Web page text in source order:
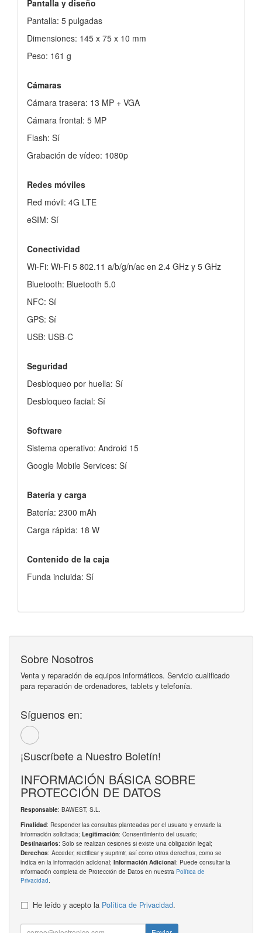
Pantalla y diseño
Pantalla: 5 pulgadas
Dimensiones: 145 x 75 x 10 mm
Peso: 161 g
Cámaras
Cámara trasera: 13 MP + VGA
Cámara frontal: 5 MP
Flash: Sí
Grabación de vídeo: 1080p
Redes móviles
Red móvil: 4G LTE
eSIM: Sí
Conectividad
Wi-Fi: Wi-Fi 5 802.11 a/b/g/n/ac en 2.4 GHz y 5 GHz
Bluetooth: Bluetooth 5.0
NFC: Sí
GPS: Sí
USB: USB-C
Seguridad
Desbloqueo por huella: Sí
Desbloqueo facial: Sí
Software
Sistema operativo: Android 15
Google Mobile Services: Sí
Batería y carga
Batería: 2300 mAh
Carga rápida: 18 W
Contenido de la caja
Funda incluida: Sí
Sobre Nosotros
Venta y reparación de equipos informáticos. Servicio cualificado
para reparación de ordenadores, tablets y telefonía.
Síguenos en:
¡Suscríbete a Nuestro Boletín!
INFORMACIÓN BÁSICA SOBRE
PROTECCIÓN DE DATOS
Responsable: BAWEST, S.L.
Finalidad: Responder las consultas planteadas por el usuario y enviarle la
información solicitada; Legitimación: Consentimiento del usuario;
Destinatarios: Solo se realizan cesiones si existe una obligación legal;
Derechos: Acceder, rectificar y suprimir, así como otros derechos, como se
indica en la información adicional; Información Adicional: Puede consultar la
información completa de Protección de Datos en nuestra Política de
Privacidad
He leído y acepto la Política de Privacidad.